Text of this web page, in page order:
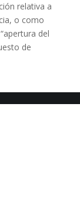
relativa a
o como
del
de